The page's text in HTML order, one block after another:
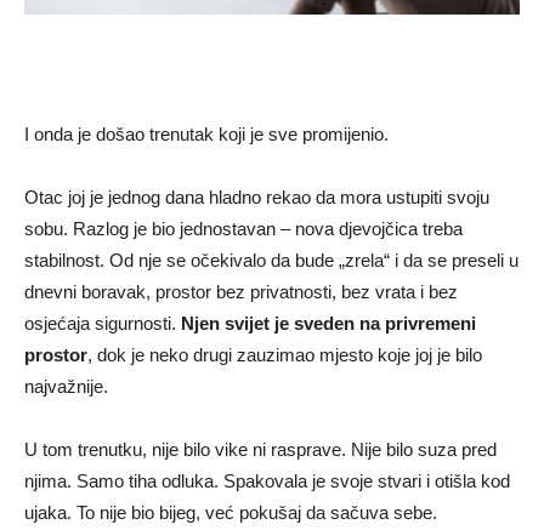
I onda je došao trenutak koji je sve promijenio.
Otac joj je jednog dana hladno rekao da mora ustupiti svoju
sobu. Razlog je bio jednostavan – nova djevojčica treba
stabilnost. Od nje se očekivalo da bude „zrela“ i da se preseli u
dnevni boravak, prostor bez privatnosti, bez vrata i bez
osjećaja sigurnosti. Njen svijet je sveden na privremeni
prostor, dok je neko drugi zauzimao mjesto koje joj je bilo
najvažnije.
U tom trenutku, nije bilo vike ni rasprave. Nije bilo suza pred
njima. Samo tiha odluka. Spakovala je svoje stvari i otišla kod
ujaka. To nije bio bijeg, već pokušaj da sačuva sebe.